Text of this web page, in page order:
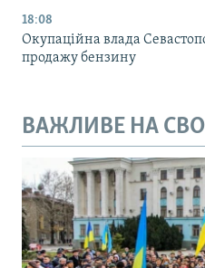
18:08
Окупаційна влада
продажу бензину
ВАЖЛИВЕ НА